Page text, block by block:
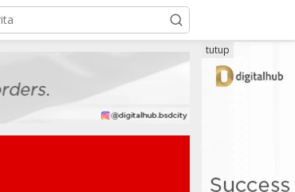
tutup